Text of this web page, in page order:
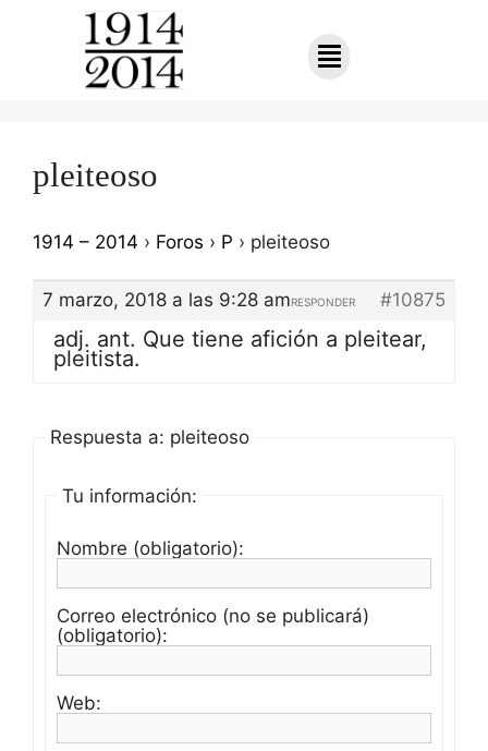
pleiteoso
1914 – 2014 › Foros › P › pleiteoso
7 marzo, 2018 a las 9:28 am #10875
RESPONDER
adj. ant. Que tiene afición a pleitear,
pleitista.
Respuesta a: pleiteoso
Tu información:
Nombre (obligatorio):
Correo electrónico (no se publicará)
(obligatorio):
Web: